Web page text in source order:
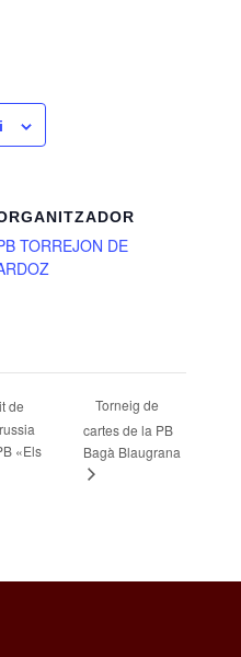
TORREJON DE
de
«Els
Torneig de
cartes de la PB
Bagà Blaugrana